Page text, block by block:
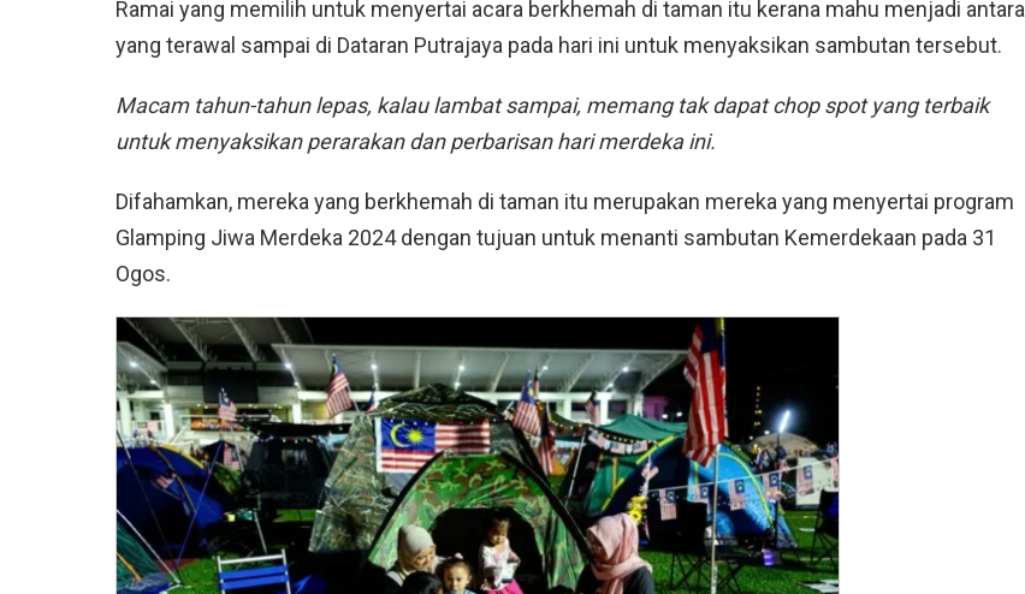
Ramai yang memilih untuk menyertai acara berkhemah di taman itu kerana mahu menjadi antara
yang terawal sampai di Dataran Putrajaya pada hari ini untuk menyaksikan sambutan tersebut.
Macam tahun-tahun lepas, kalau lambat sampai, memang tak dapat chop spot yang terbaik
untuk menyaksikan perarakan dan perbarisan hari merdeka ini.
Difahamkan, mereka yang berkhemah di taman itu merupakan mereka yang menyertai program
Glamping Jiwa Merdeka 2024 dengan tujuan untuk menanti sambutan Kemerdekaan pada 31
Ogos.